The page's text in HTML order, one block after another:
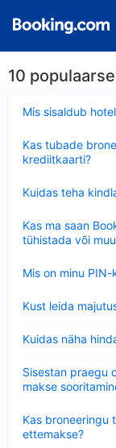
10
Mis sisaldub
Kas tubade
krediitkaarti?
Kuidas teha
Kas ma saan
tühistada või
Mis on minu
Kust leida
Kuidas näha
Sisestan praegu
makse
Kas broneeringu
ettemakse?